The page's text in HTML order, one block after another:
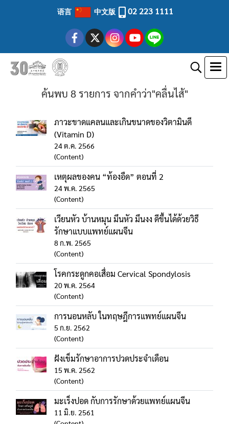
语言 中文版 02 223 1111
ค้นพบ 8 รายการ จากคำว่า"คลื่นไส้"
ภาวะขาดแคลนและเกินขนาดของวิตามินดี
(Vitamin D)
24 ต.ค. 2566
(Content)
เหตุผลของคน “ท้องอืด” ตอนที่ 2
24 พ.ค. 2565
(Content)
เวียนหัว บ้านหมุน มึนหัว มึนงง ดีขึ้นได้ด้วยวิธี
รักษาแบบแพทย์แผนจีน
8 ก.พ. 2565
(Content)
โรคกระดูกคอเสื่อม Cervical Spondylosis
20 พ.ค. 2564
(Content)
การนอนหลับ ในทฤษฎีการแพทย์แผนจีน
5 ก.ย. 2562
(Content)
ฝังเข็มรักษาอาการปวดประจำเดือน
15 พ.ค. 2562
(Content)
มะเร็งปอด กับการรักษาด้วยแพทย์แผนจีน
11 มิ.ย. 2561